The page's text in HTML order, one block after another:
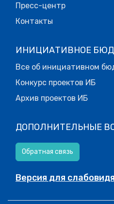
Пресс-центр
Контакты
ИНИЦИАТИВНОЕ
Все об инициативном
Конкурс проектов ИБ
Архив проектов ИБ
ДОПОЛНИТЕЛЬНЫЕ
Обратная связь
Версия для